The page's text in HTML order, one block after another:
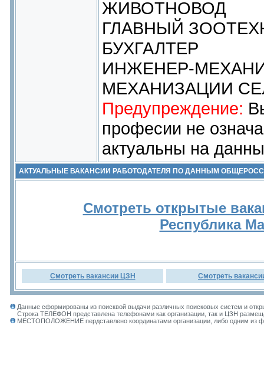
ЖИВОТНОВОД
ГЛАВНЫЙ
БУХГАЛТЕР
ИНЖЕНЕР-
МЕХАНИЗАЦИИ
Предупреждение:
професии не
актуальны на
АКТУАЛЬНЫЕ ВАКАНСИИ РАБОТОДАТЕЛЯ ПО ДАННЫМ
Смотреть открытые
Республика
Смотреть вакансии ЦЗН Смотреть
Данные сформированы из поисквой выдачи различных поисковых систем и
Строка ТЕЛЕФОН представлена телефонами как организации, так и ЦЗН
МЕСТОПОЛОЖЕНИЕ пердставлено координатами организации, либо одним из